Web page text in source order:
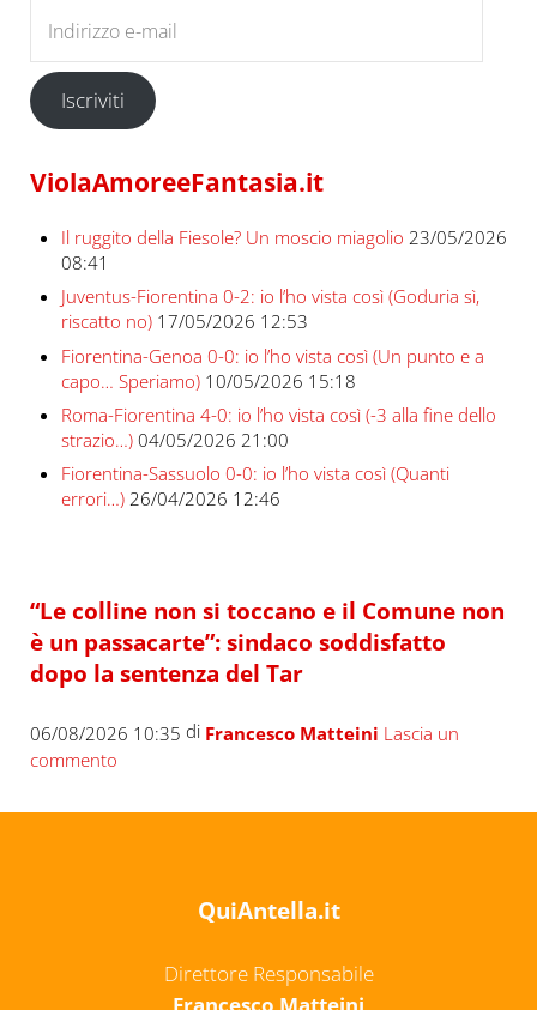
Iscriviti
ViolaAmoreeFantasia.it
Il ruggito della Fiesole? Un moscio miagolio 23/05/2026
08:41
Juventus-Fiorentina 0-2: io l’ho vista così (Goduria sì,
riscatto no) 17/05/2026 12:53
Fiorentina-Genoa 0-0: io l’ho vista così (Un punto e a
capo… Speriamo) 10/05/2026 15:18
Roma-Fiorentina 4-0: io l’ho vista così (-3 alla fine dello
strazio…) 04/05/2026 21:00
Fiorentina-Sassuolo 0-0: io l’ho vista così (Quanti
errori…) 26/04/2026 12:46
“Le colline non si toccano e il Comune non
è un passacarte”: sindaco soddisfatto
dopo la sentenza del Tar
06/08/2026 10:35 di Francesco Matteini Lascia un
commento
QuiAntella.it
Direttore Responsabile